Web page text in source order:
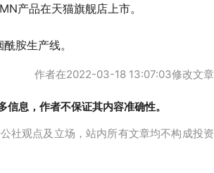
产品在天猫旗舰店上市。
胺生产线。
作者在2022-03-18 13:07:03修改文章
息，作者不保证其内容准确性。
社观点及立场，站内所有文章均不构成投资